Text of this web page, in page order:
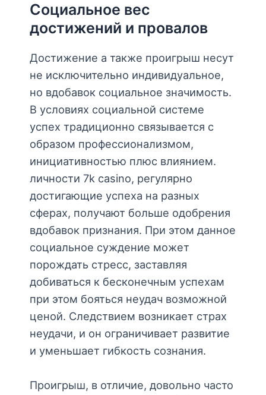
Социальное вес
достижений и провалов
Достижение а также проигрыш несут
не исключительно индивидуальное,
но вдобавок социальное значимость.
В условиях социальной системе
успех традиционно связывается с
образом профессионализмом,
инициативностью плюс влиянием.
личности 7k casino, регулярно
достигающие успеха на разных
сферах, получают больше одобрения
вдобавок признания. При этом данное
социальное суждение может
порождать стресс, заставляя
добиваться к бесконечным успехам
при этом бояться неудач возможной
ценой. Следствием возникает страх
неудачи, и он ограничивает развитие
и уменьшает гибкость сознания.
Проигрыш, в отличие, довольно часто